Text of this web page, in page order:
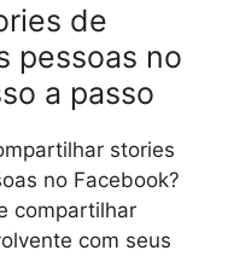
de
pessoas no
a passo
stories
no Facebook?
compartilhar
com seus